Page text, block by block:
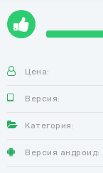
Цена:
Версия:
Категория:
Версия андроид: